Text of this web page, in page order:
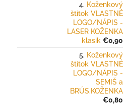
Koženkový
štítok VLASTNÉ
LOGO/NÁPIS -
LASER KOŽENKA
klasik €0,90
Koženkový
štítok VLASTNÉ
LOGO/NÁPIS -
SEMIŠ a
BRÚS.KOŽENKA
€0,80